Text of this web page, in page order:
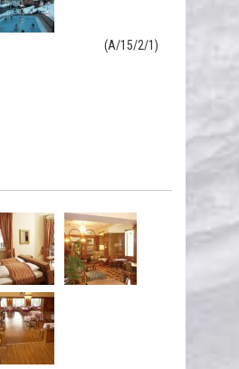
(A/15/2/1)